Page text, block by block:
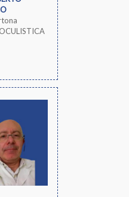
OCULISTICA